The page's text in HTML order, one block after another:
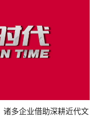
多企业借助深耕近代文